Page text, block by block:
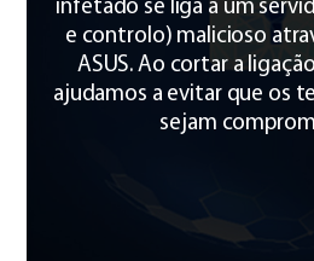
infetado se liga a um
e controlo) malicioso
ASUS. Ao cortar a
ajudamos a evitar que os
sejam